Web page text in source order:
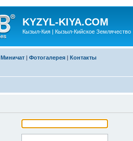
KYZYL-KIYA.COM
Кызыл-Кия | Кызыл-Кийское Землячество
Миничат | Фотогалерея | Контакты